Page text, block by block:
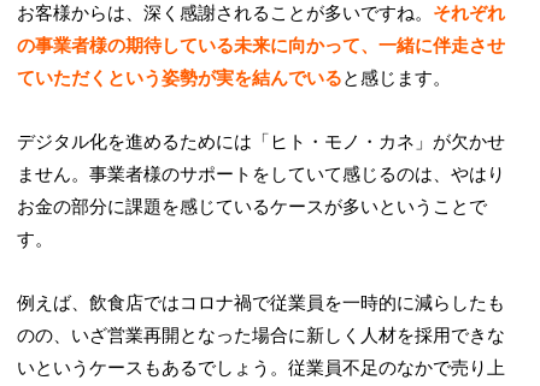
お客様からは、深く感謝されることが多いですね。 それぞれ
の事業者様の期待している未来に向かって、一緒に伴走させ
ていただくという姿勢が実を結んでいると感じます。
デジタル化を進めるためには「ヒト・モノ・カネ」が欠かせ
ません。事業者様のサポートをしていて感じるのは、やはり
お金の部分に課題を感じているケースが多いということで
す。
例えば、飲食店ではコロナ禍で従業員を一時的に減らしたも
のの、いざ営業再開となった場合に新しく人材を採用できな
いというケースもあるでしょう。従業員不足のなかで売り上